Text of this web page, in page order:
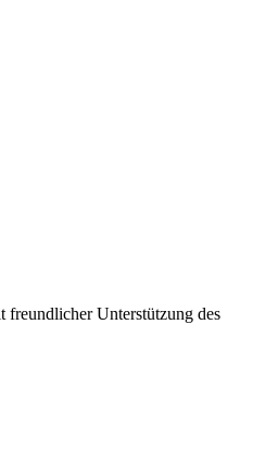
freundlicher Unterstützung des